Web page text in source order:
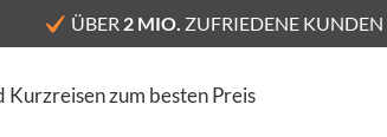
ÜBER 2 MIO. ZUFRIEDENE KUNDEN
Kurzreisen zum besten Preis